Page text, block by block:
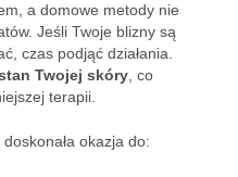
a domowe metody nie
Jeśli Twoje blizny są
czas podjąć działania.
Twojej skóry , co
terapii.
okazja do: